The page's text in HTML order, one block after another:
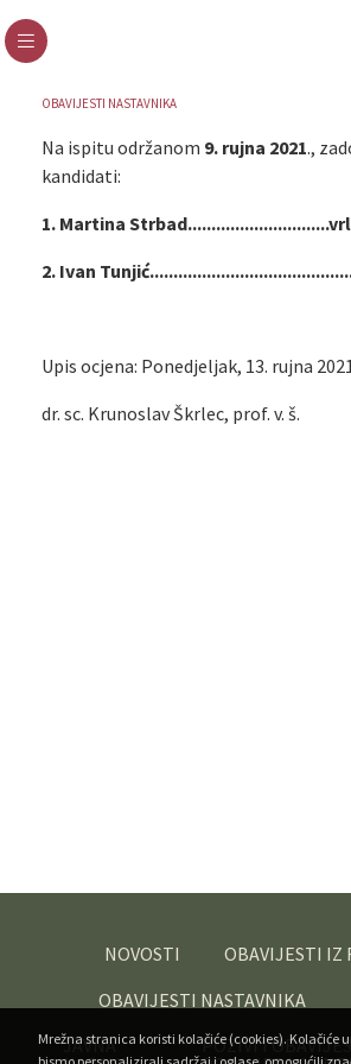
OBAVIJESTI NASTAVNIKA
Na ispitu održanom 9. rujna 2021.,
kandidati:
1. Martina
2. Ivan
Upis ocjena: Ponedjeljak, 13. rujna
dr. sc. Krunoslav Škrlec, prof. v. š.
NOVOSTI
OBAVIJESTI IZ
OBAVIJESTI NASTAVNIKA
JAVNA
POZIVI I
Mrežna stranica koristi kolačiće (cookies). Kolačiće